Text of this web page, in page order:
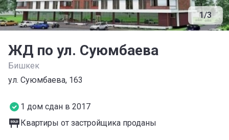
1/3
ЖД по ул. Суюмбаева
Бишкек
ул. Суюмбаева, 163
1 дом сдан в 2017
Квартиры от застройщика проданы